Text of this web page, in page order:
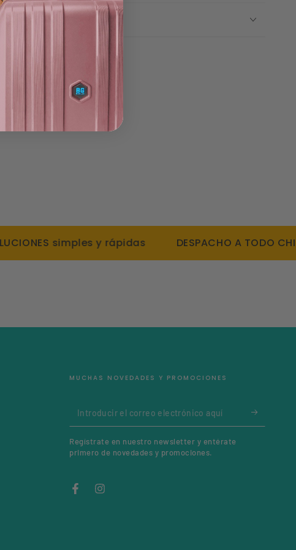
11,5 x 15 cms; con asa 10 cms
por 12hrs y fríos por 18hrs
vacío de doble pared
para la bombilla
con el automóvil
ancho y ergonómico.
exterior
Y DEVOLUCIONES
simples y rápidas DESPACHO A TODO CHILE
MUCHAS NOVEDADES Y PROMOCIONES
Introducir
el
correo
aquí
Regístrate en nuestro newsletter y entérate
primero de novedades y promociones.
FacebookInstagram